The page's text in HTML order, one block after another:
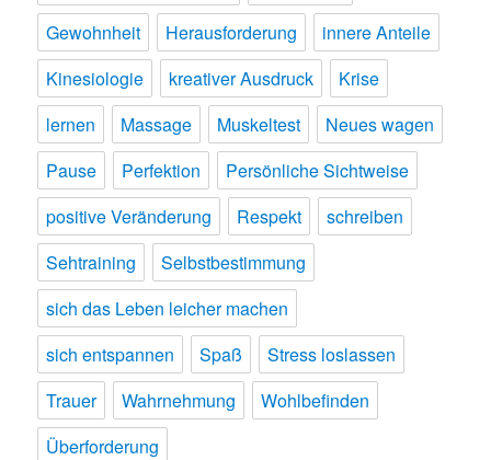
Gewohnheit
Herausforderung
innere Anteile
Kinesiologie
kreativer Ausdruck
Krise
lernen
Massage Muskeltest
Neues wagen
Pause
Perfektion
Persönliche Sichtweise
positive Veränderung
Respekt
schreiben
Sehtraining
Selbstbestimmung
sich das Leben leicher machen
sich entspannen
Spaß
Stress loslassen
Trauer
Wahrnehmung
Wohlbefinden
Überforderung